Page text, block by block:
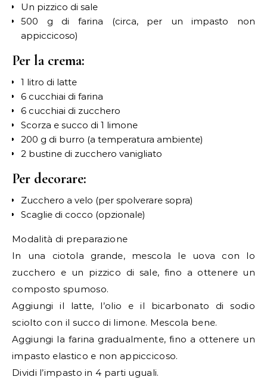
Un pizzico di sale
500 g di farina (circa, per un impasto non
appiccicoso)
Per la crema:
1 litro di latte
6 cucchiai di farina
6 cucchiai di zucchero
Scorza e succo di 1 limone
200 g di burro (a temperatura ambiente)
2 bustine di zucchero vanigliato
Per decorare:
Zucchero a velo (per spolverare sopra)
Scaglie di cocco (opzionale)
Modalità di preparazione
In una ciotola grande, mescola le uova con lo
zucchero e un pizzico di sale, fino a ottenere un
composto spumoso.
Aggiungi il latte, l’olio e il bicarbonato di sodio
sciolto con il succo di limone. Mescola bene.
Aggiungi la farina gradualmente, fino a ottenere un
impasto elastico e non appiccicoso.
Dividi l’impasto in 4 parti uguali.